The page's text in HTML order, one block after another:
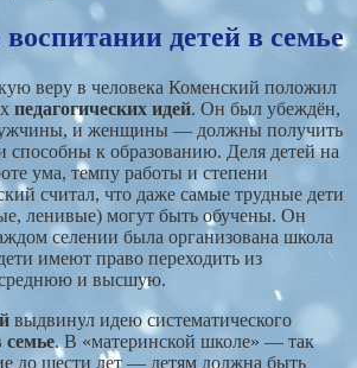
детей в семье
веру в человека Коменский положил
педагогических идей. Он был убеждён,
и женщины — должны получить
способны к образованию. Деля детей на
ума, темпу работы и степени
считал, что даже самые трудные дети
ленивые) могут быть обучены. Он
селении была организована школа
имеют право переходить из
и высшую.
выдвинул идею систематического
семье. В «материнской школе» — так
до шести лет — детям должна быть